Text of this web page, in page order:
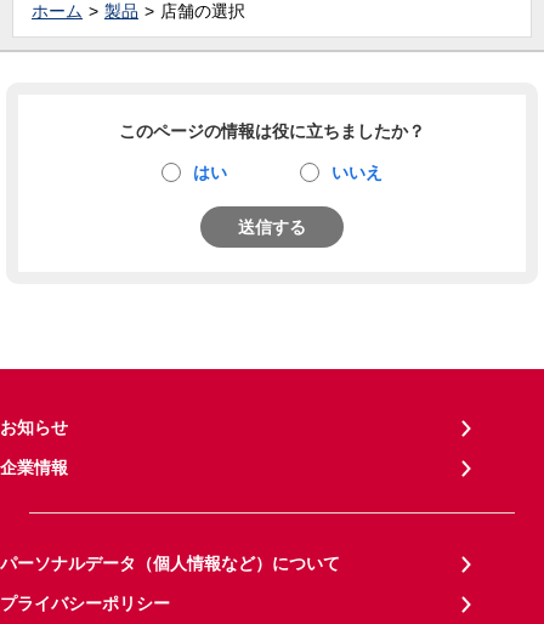
ホーム 製品 店舗の選択
このページの情報は役に立ちましたか？
はい いいえ
送信する
お知らせ
企業情報
パーソナルデータ（個人情報など）について
プライバシーポリシー